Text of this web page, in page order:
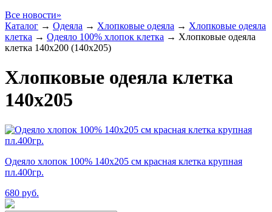
Все новости»
Каталог → Одеяла → Хлопковые одеяла → Хлопковые одеяла
клетка → Одеяло 100% хлопок клетка → Хлопковые одеяла
клетка 140x200 (140х205)
Хлопковые одеяла клетка
140x205
Одеяло хлопок 100% 140х205 см красная клетка крупная
пл.400гр.
680 руб.